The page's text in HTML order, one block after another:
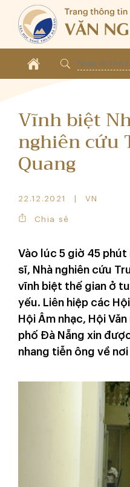
Vĩnh biệt
nghiên cứu
Quang
22.12.2021 VN
Chia sẻ
Vào lúc 5 giờ 45 phút
sĩ, Nhà nghiên cứu
vĩnh biệt thế gian ở
yếu. Liên hiệp các
Hội Âm nhạc, Hội
phố Đà Nẵng xin
nhang tiễn ông về